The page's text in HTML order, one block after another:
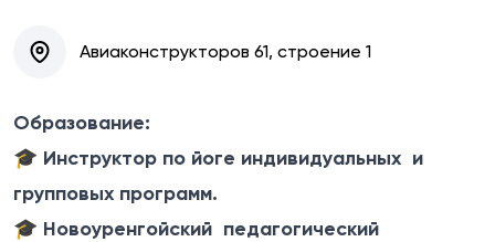
Авиаконструкторов 61, строение 1
Образование:
🎓 Инструктор по йоге индивидуальных и
групповых программ.
🎓 Новоуренгойский педагогический